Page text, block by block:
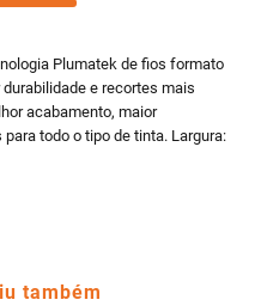
Plumatek de fios formato
e recortes mais
acabamento, maior
todo o tipo de tinta. Largura:
também